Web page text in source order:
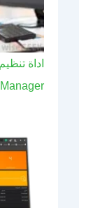
Manager